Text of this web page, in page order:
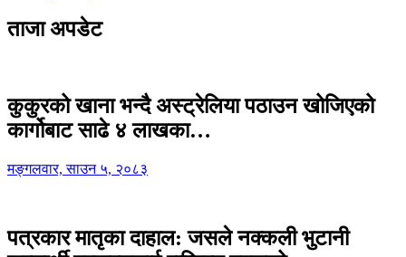
ताजा अपडेट
कुकुरको खाना भन्दै अस्ट्रेलिया पठाउन खोजिएको
कार्गोबाट साढे ४ लाखका…
मङ्गलवार, साउन ५, २०८३
पत्रकार मातृका दाहाल: जसले नक्कली भुटानी